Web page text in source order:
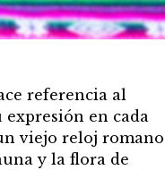
referencia al
en cada
viejo reloj romano
y la flora de